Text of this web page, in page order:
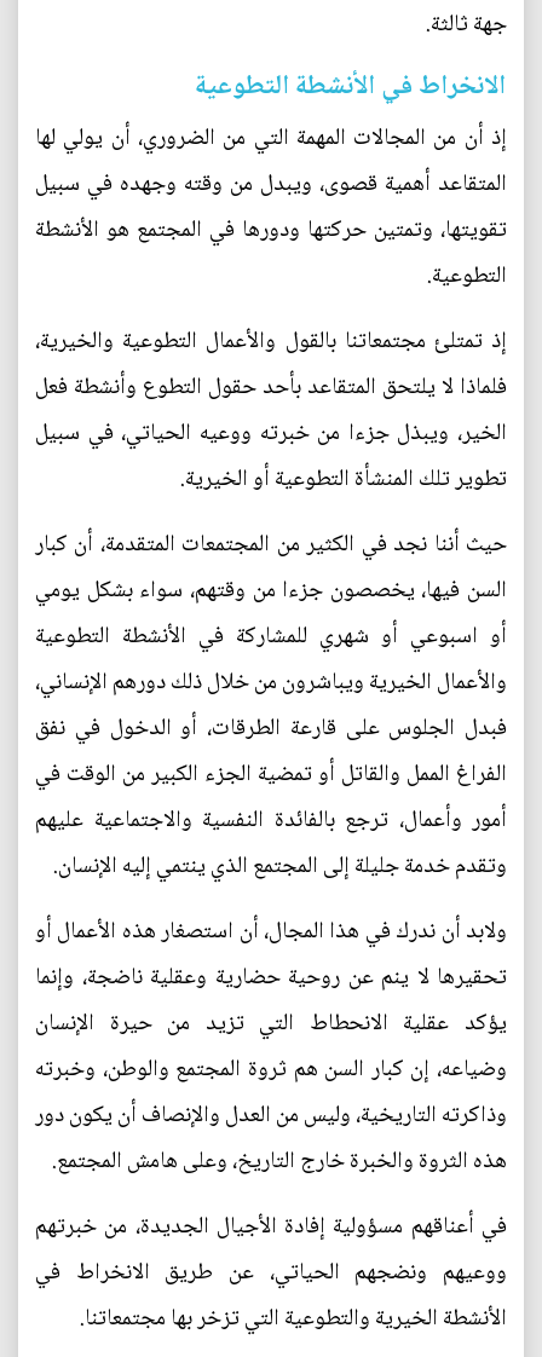
جهة ثالثة.
الانخراط في الأنشطة التطوعية
إذ أن من المجالات المهمة التي من الضروري، أن يولي لها
المتقاعد أهمية قصوى، ويبدل من وقته وجهده في سبيل
تقويتها، وتمتين حركتها ودورها في المجتمع هو الأنشطة
التطوعية.
إذ تمتلئ مجتمعاتنا بالقول والأعمال التطوعية والخيرية،
فلماذا لا يلتحق المتقاعد بأحد حقول التطوع وأنشطة فعل
الخير، ويبذل جزءا من خبرته ووعيه الحياتي، في سبيل
تطوير تلك المنشأة التطوعية أو الخيرية.
حيث أننا نجد في الكثير من المجتمعات المتقدمة، أن كبار
السن فيها، يخصصون جزءا من وقتهم، سواء بشكل يومي
أو اسبوعي أو شهري للمشاركة في الأنشطة التطوعية
والأعمال الخيرية ويباشرون من خلال ذلك دورهم الإنساني،
فبدل الجلوس على قارعة الطرقات، أو الدخول في نفق
الفراغ الممل والقاتل أو تمضية الجزء الكبير من الوقت في
أمور وأعمال، ترجع بالفائدة النفسية والاجتماعية عليهم
وتقدم خدمة جليلة إلى المجتمع الذي ينتمي إليه الإنسان.
ولابد أن ندرك في هذا المجال، أن استصغار هذه الأعمال أو
تحقيرها لا ينم عن روحية حضارية وعقلية ناضجة، وإنما
يؤكد عقلية الانحطاط التي تزيد من حيرة الإنسان
وضياعه، إن كبار السن هم ثروة المجتمع والوطن، وخبرته
وذاكرته التاريخية، وليس من العدل والإنصاف أن يكون دور
هذه الثروة والخبرة خارج التاريخ، وعلى هامش المجتمع.
في أعناقهم مسؤولية إفادة الأجيال الجديدة، من خبرتهم
ووعيهم ونضجهم الحياتي، عن طريق الانخراط في
الأنشطة الخيرية والتطوعية التي تزخر بها مجتمعاتنا.